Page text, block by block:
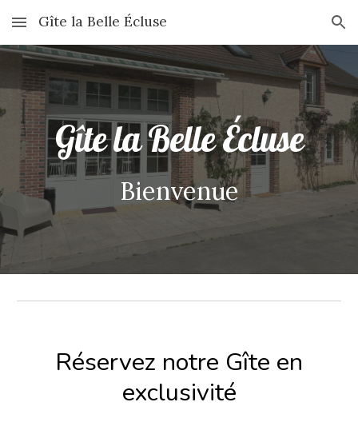
Skip to main content Skip to navigation
Gîte la Belle Écluse
Gîte la Belle Écluse
Bienvenue
Réservez notre Gîte en
exclusivité